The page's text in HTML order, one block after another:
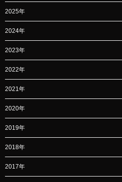
2025年
2024年
2023年
2022年
2021年
2020年
2019年
2018年
2017年